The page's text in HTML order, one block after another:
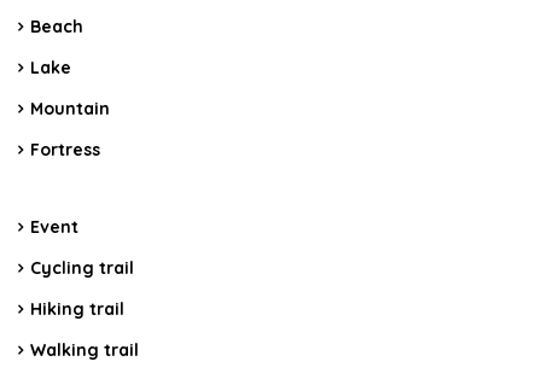
Beach
Lake
Mountain
Fortress
Event
Cycling trail
Hiking trail
Walking trail